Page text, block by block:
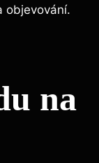
objevování.
na